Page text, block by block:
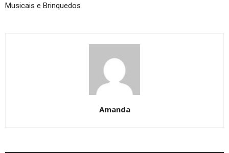
Musicais e Brinquedos
Amanda